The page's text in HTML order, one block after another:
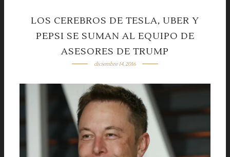
LOS CEREBROS DE TESLA, UBER Y
PEPSI SE SUMAN AL EQUIPO DE
ASESORES DE TRUMP
diciembre 14, 2016